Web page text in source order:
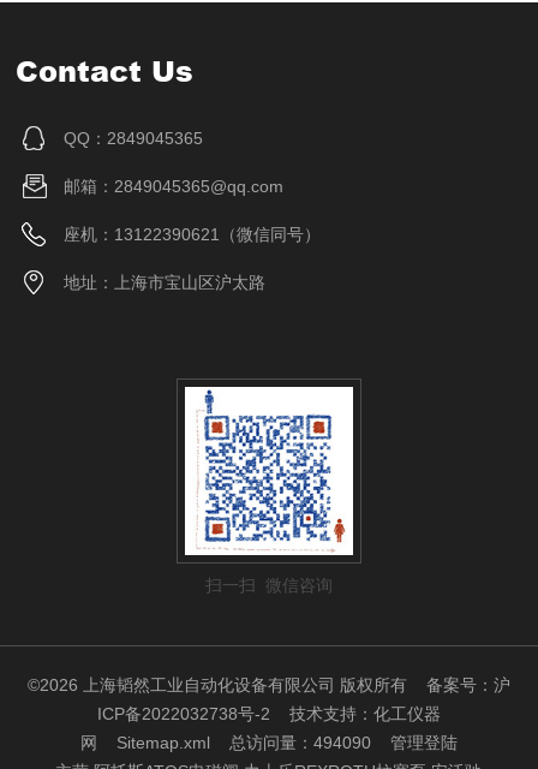
Contact Us
QQ：2849045365
邮箱：2849045365@qq.com
座机：13122390621（微信同号）
地址：上海市宝山区沪太路
扫一扫 微信咨询
©2026 上海韬然工业自动化设备有限公司 版权所有 备案号：沪
ICP备2022032738号-2 技术支持： 化工仪器
网
Sitemap.xml 总访问量：494090 管理登陆